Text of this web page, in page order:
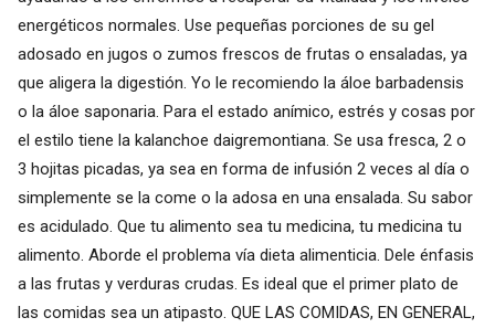
energéticos normales. Use pequeñas porciones de su gel
adosado en jugos o zumos frescos de frutas o ensaladas, ya
que aligera la digestión. Yo le recomiendo la áloe barbadensis
o la áloe saponaria. Para el estado anímico, estrés y cosas por
el estilo tiene la kalanchoe daigremontiana. Se usa fresca, 2 o
3 hojitas picadas, ya sea en forma de infusión 2 veces al día o
simplemente se la come o la adosa en una ensalada. Su sabor
es acidulado. Que tu alimento sea tu medicina, tu medicina tu
alimento. Aborde el problema vía dieta alimenticia. Dele énfasis
a las frutas y verduras crudas. Es ideal que el primer plato de
las comidas sea un atipasto. QUE LAS COMIDAS, EN GENERAL,